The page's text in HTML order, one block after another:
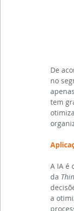
De
no
tem
A IA é
da
a